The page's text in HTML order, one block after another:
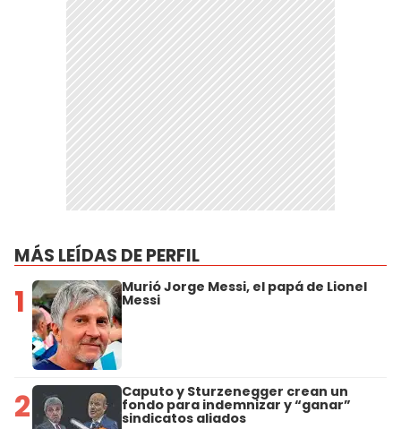
MÁS LEÍDAS DE PERFIL
1 Murió Jorge Messi, el papá de Lionel
Messi
2 Caputo y Sturzenegger crean un
fondo para indemnizar y “ganar”
sindicatos aliados